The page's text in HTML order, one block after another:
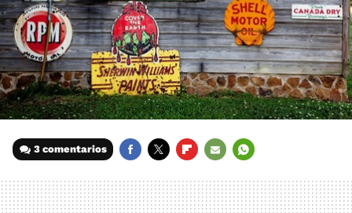
3 comentarios
MAIL